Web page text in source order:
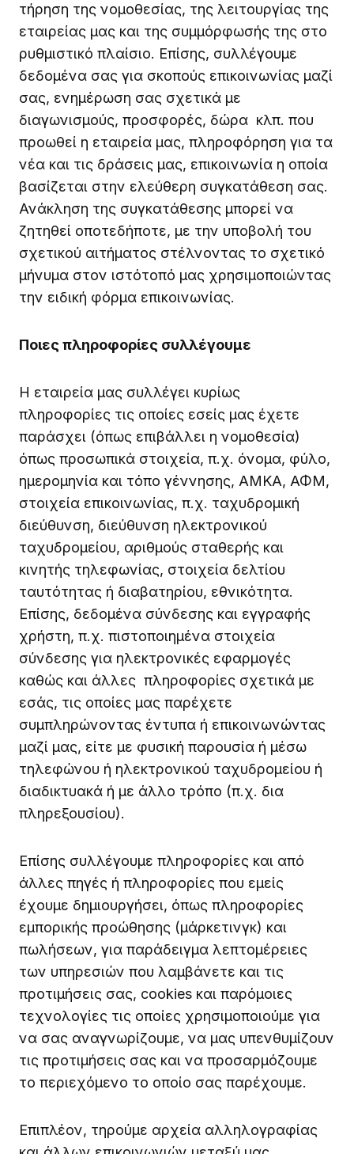
τήρηση της νομοθεσίας, της λειτουργίας της
εταιρείας μας και της συμμόρφωσής της στο
ρυθμιστικό πλαίσιο. Επίσης, συλλέγουμε
δεδομένα σας για σκοπούς επικοινωνίας μαζί
σας, ενημέρωση σας σχετικά με
διαγωνισμούς, προσφορές, δώρα κλπ. που
προωθεί η εταιρεία μας, πληροφόρηση για τα
νέα και τις δράσεις μας, επικοινωνία η οποία
βασίζεται στην ελεύθερη συγκατάθεση σας.
Ανάκληση της συγκατάθεσης μπορεί να
ζητηθεί οποτεδήποτε, με την υποβολή του
σχετικού αιτήματος στέλνοντας το σχετικό
μήνυμα στον ιστότοπό μας χρησιμοποιώντας
την ειδική φόρμα επικοινωνίας.
Ποιες πληροφορίες συλλέγουμε
Η εταιρεία μας συλλέγει κυρίως
πληροφορίες τις οποίες εσείς μας έχετε
παράσχει (όπως επιβάλλει η νομοθεσία)
όπως προσωπικά στοιχεία, π.χ. όνομα, φύλο,
ημερομηνία και τόπο γέννησης, ΑΜΚΑ, ΑΦΜ,
στοιχεία επικοινωνίας, π.χ. ταχυδρομική
διεύθυνση, διεύθυνση ηλεκτρονικού
ταχυδρομείου, αριθμούς σταθερής και
κινητής τηλεφωνίας, στοιχεία δελτίου
ταυτότητας ή διαβατηρίου, εθνικότητα.
Επίσης, δεδομένα σύνδεσης και εγγραφής
χρήστη, π.χ. πιστοποιημένα στοιχεία
σύνδεσης για ηλεκτρονικές εφαρμογές
καθώς και άλλες πληροφορίες σχετικά με
εσάς, τις οποίες μας παρέχετε
συμπληρώνοντας έντυπα ή επικοινωνώντας
μαζί μας, είτε με φυσική παρουσία ή μέσω
τηλεφώνου ή ηλεκτρονικού ταχυδρομείου ή
διαδικτυακά ή με άλλο τρόπο (π.χ. δια
πληρεξουσίου).
Επίσης συλλέγουμε πληροφορίες και από
άλλες πηγές ή πληροφορίες που εμείς
έχουμε δημιουργήσει, όπως πληροφορίες
εμπορικής προώθησης (μάρκετινγκ) και
πωλήσεων, για παράδειγμα λεπτομέρειες
των υπηρεσιών που λαμβάνετε και τις
προτιμήσεις σας, cookies και παρόμοιες
τεχνολογίες τις οποίες χρησιμοποιούμε για
να σας αναγνωρίζουμε, να μας υπενθυμίζουν
τις προτιμήσεις σας και να προσαρμόζουμε
το περιεχόμενο το οποίο σας παρέχουμε.
Επιπλέον, τηρούμε αρχεία αλληλογραφίας